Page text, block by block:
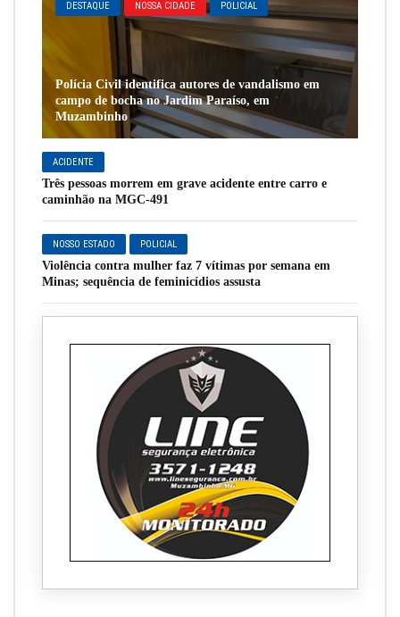
DESTAQUE NOSSA CIDADE POLICIAL
Polícia Civil identifica autores de vandalismo em
campo de bocha no Jardim Paraíso, em
Muzambinho
ACIDENTE
Três pessoas morrem em grave acidente entre carro e
caminhão na MGC-491
NOSSO ESTADO POLICIAL
Violência contra mulher faz 7 vítimas por semana em
Minas; sequência de feminicídios assusta